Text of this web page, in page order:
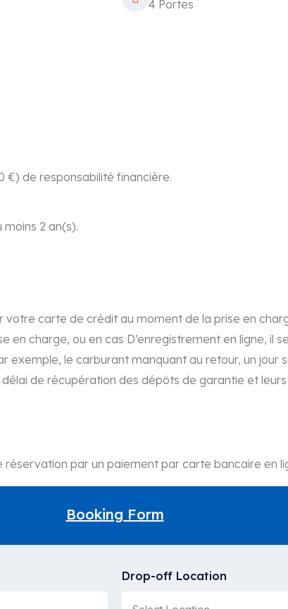
4 Portes
€) de responsabilité financière.
2 an(s).
carte de crédit au moment de la prise en
charge, ou en cas D’enregistrement en ligne, il
le carburant manquant au retour, un jour
de récupération des dépôts de garantie et
par un paiement par carte bancaire en
Booking Form
Drop-off Location